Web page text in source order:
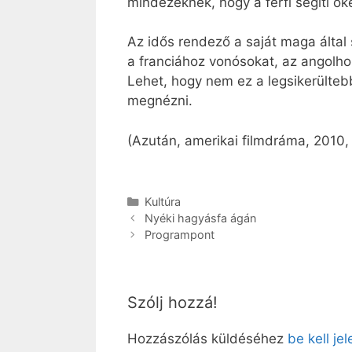
Az idős rendező a saját maga
a franciához vonósokat, az
Lehet, hogy nem ez a
megnézni.
(Azután, amerikai filmdráma, 2010,
Kategória
Kultúra
Nyéki hagyásfa ágán
Programpont
Szólj hozzá!
Hozzászólás küldéséhez be kell